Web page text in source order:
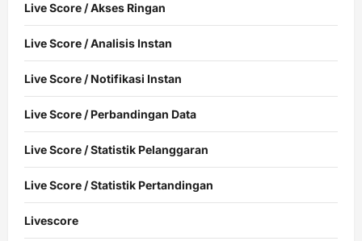
Live Score / Akses Ringan
Live Score / Analisis Instan
Live Score / Notifikasi Instan
Live Score / Perbandingan Data
Live Score / Statistik Pelanggaran
Live Score / Statistik Pertandingan
Livescore